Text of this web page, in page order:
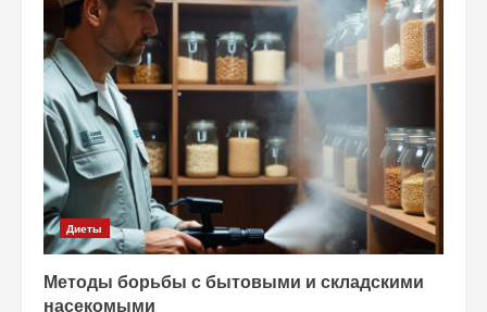
Диеты
Методы борьбы с бытовыми и складскими
насекомыми